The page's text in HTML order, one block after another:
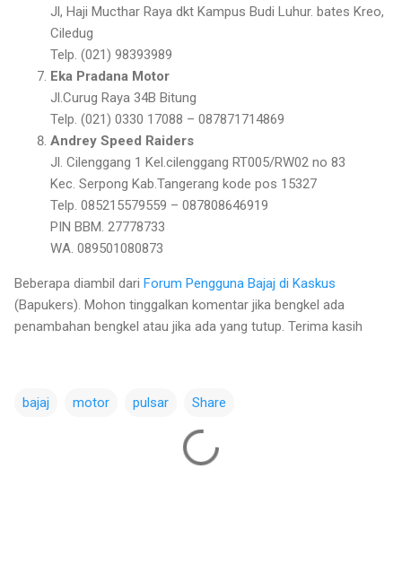
Jl, Haji Mucthar Raya dkt Kampus Budi Luhur. bates Kreo,
Ciledug
Telp. (021) 98393989
Eka Pradana Motor
Jl.Curug Raya 34B Bitung
Telp. (021) 0330 17088 – 087871714869
Andrey Speed Raiders
Jl. Cilenggang 1 Kel.cilenggang RT005/RW02 no 83
Kec. Serpong Kab.Tangerang kode pos 15327
Telp. 085215579559 – 087808646919
PIN BBM. 27778733
WA. 089501080873
Beberapa diambil dari Forum Pengguna Bajaj di Kaskus
(Bapukers). Mohon tinggalkan komentar jika bengkel ada
penambahan bengkel atau jika ada yang tutup. Terima kasih
bajaj motor pulsar Share